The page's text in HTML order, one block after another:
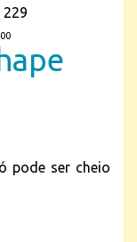
229
pode ser cheio